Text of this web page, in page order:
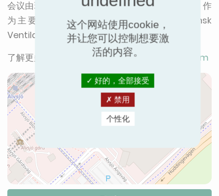
会议由瑞典通风设备公司（Swedvac）（EMTF）作
为主要组织者，与瑞典通风设备公司（Svensk
Ventilation）和Nordbygg合作举办。
了解更多信息，请访问www.roomvent2024.com
这个网站使用cookie，
并让您可以控制想要激
活的内容。
好的，全部接受
禁用
个性化